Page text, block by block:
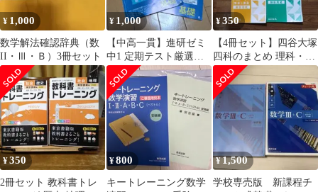
¥ 1,000
数学解法確認辞典（数
II・Ⅲ￼・￼Ｂ）3冊セット
¥ 1,000
​【中高一貫】進研ゼミ
中1 定期テスト厳選予
想問題 数学 基礎 前後
編 セット
¥350
【4冊セット】四谷大塚
四科のまとめ 理科・社
会
¥350
2冊セット 教科書トレ
¥800
キートレーニング数学
¥ 1,500
学校専売版 新課程チ